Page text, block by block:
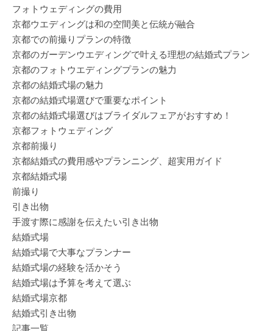
フォトウェディングの費用
京都ウエディングは和の空間美と伝統が融合
京都での前撮りプランの特徴
京都のガーデンウエディングで叶える理想の結婚式プラン
京都のフォトウエディングプランの魅力
京都の結婚式場の魅力
京都の結婚式場選びで重要なポイント
京都の結婚式場選びはブライダルフェアがおすすめ！
京都フォトウェディング
京都前撮り
京都結婚式の費用感やプランニング、超実用ガイド
京都結婚式場
前撮り
引き出物
手渡す際に感謝を伝えたい引き出物
結婚式場
結婚式場で大事なプランナー
結婚式場の経験を活かそう
結婚式場は予算を考えて選ぶ
結婚式場京都
結婚式引き出物
記事一覧